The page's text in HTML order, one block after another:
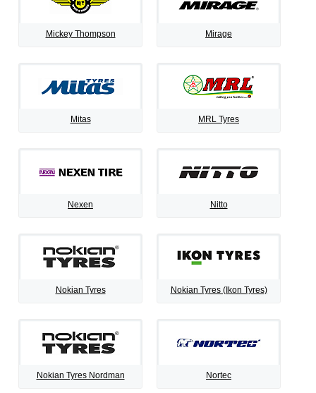
Mickey Thompson Mirage
Mitas MRL Tyres
Nexen Nitto
Nokian Tyres Nokian Tyres (Ikon Tyres)
Nokian Tyres Nordman Nortec